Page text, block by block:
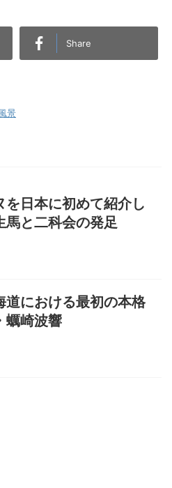
Share
景
を日本に初めて紹介し
馬と二科会の発足
道における最初の本格
蠣崎波響